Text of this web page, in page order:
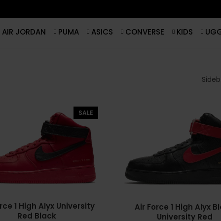
KIDS
CONVERSE
ASICS
PUMA
AIR JORDAN
Air Force 1 High Alyx
University Red
SALE
1 High Alyx University
Red Black